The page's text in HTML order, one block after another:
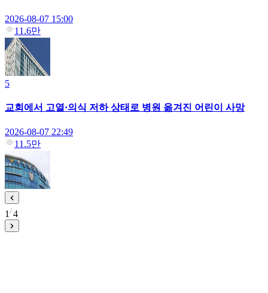
2026-08-07 15:00
11.6만
5
교회에서 고열·의식 저하 상태로 병원 옮겨진 어린이 사망
2026-08-07 22:49
11.5만
1 4